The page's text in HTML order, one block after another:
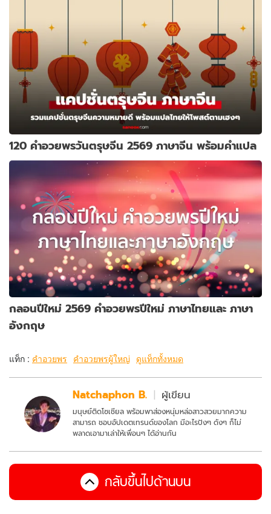
120 คำอวยพรวันตรุษจีน 2569 ภาษาจีน พร้อมคำแปล
กลอนปีใหม่ 2569 คำอวยพรปีใหม่ ภาษาไทยและ ภาษา
อังกฤษ
แท็ก : คำอวยพร คำอวยพรผู้ใหญ่ ดูแท็กทั้งหมด
Natchaphon B. ผู้เขียน
มนุษย์ติดโซเชียล พร้อมพาส่องหนุ่มหล่อสาวสวยมากความ
สามารถ ชอบอัปเดตเทรนด์ของโลก มีอะไรปังๆ ดังๆ ก็ไม่
พลาดเอามาเล่าให้เพื่อนๆ ได้อ่านกัน
กลับขึ้นไปด้านบน